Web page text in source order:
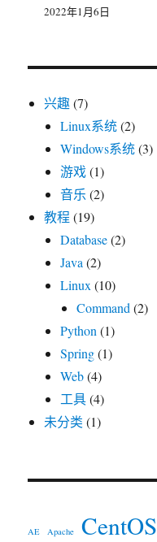
2022年1月6日
兴趣 (7)
Linux系统(2)
Windows系统(3)
游戏(1)
音乐 (2)
教程 (19)
Database(2)
Java (2)
Linux (10)
Command (2)
Python (1)
Spring(1)
Web(4)
工具(4)
未分类 (1)
AE Apache CentOS